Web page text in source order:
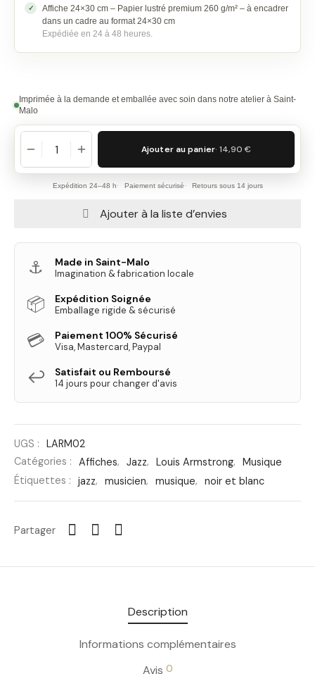
Affiche 24×30 cm – Papier lustré premium 260 g/m² – à encadrer
dans un cadre au format 24×30 cm
Expédiée en 24 à 48 heures.
Imprimée à la demande et emballée avec soin dans notre atelier à Saint-
Malo
Ajouter au panier· 14,90 €
Expédition 24–48 h Paiement sécurisé Retours sous 14 jours
Ajouter à la liste d’envies
⚓ Made in Saint-Malo
Imagination & fabrication locale
📦 Expédition Soignée
Emballage rigide & sécurisé
💳 Paiement 100% Sécurisé
Visa, Mastercard, Paypal
↩️ Satisfait ou Remboursé
14 jours pour changer d'avis
UGS :
LARM02
Catégories :
Affiches, Jazz, Louis Armstrong,
Musique
Étiquettes :
jazz, musicien, musique, noir et blanc
Partager
Description
Informations complémentaires
Avis 0